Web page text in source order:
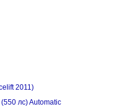
2011)
лс) Automatic